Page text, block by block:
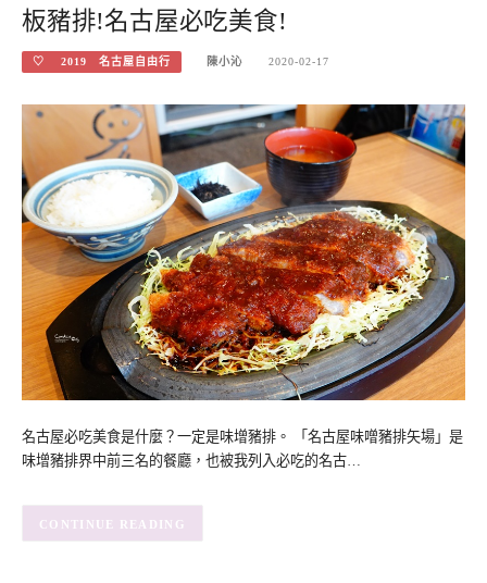
板豬排!名古屋必吃美食!
♡ 2019 名古屋自由行 陳小沁 2020-02-17
名古屋必吃美食是什麼？一定是味增豬排。 「名古屋味噌豬排矢場」是
味增豬排界中前三名的餐廳，也被我列入必吃的名古…
CONTINUE READING